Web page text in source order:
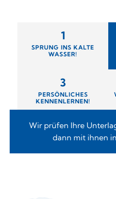
1
SPRUNG INS KALTE
WASSER!
3
PERSÖNLICHES
KENNENLERNEN!
Wir prüfen Ihre
dann mit ihnen